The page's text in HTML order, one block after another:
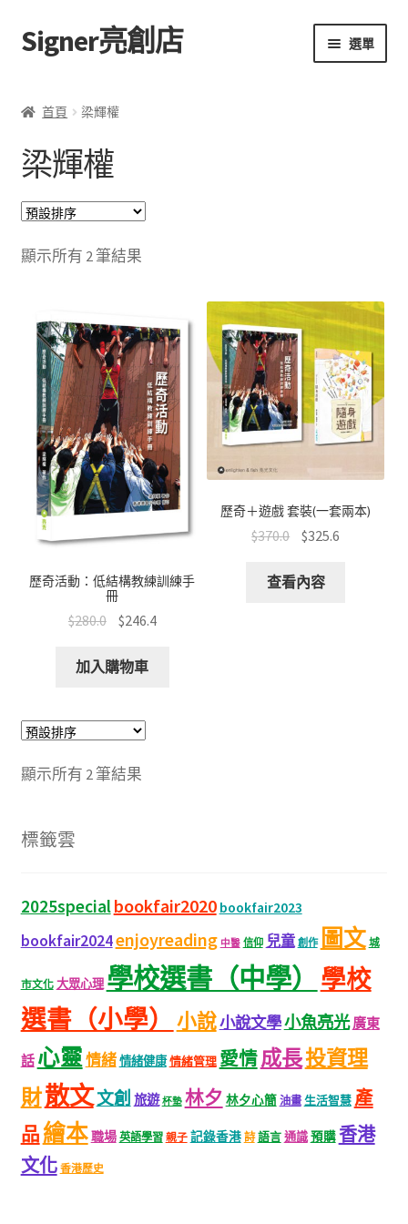
跳
至
覽
跳
至
要
容
Signer亮創店 選單
學校選書（小學）
網上書店
無紙書
文創
聯絡我們+郵費
海外訂購書籍
首頁 梁輝權
梁輝權
顯示所有 2 筆結果
歷奇活動：低結構教練訓練手
冊
$280.0 $246.4
加入購物車
歷奇＋遊戲 套裝(一套兩本)
$370.0 $325.6
查看內容
顯示所有 2 筆結果
標籤雲
2025specialbookfair2020 bookfair2023
bookfair2024enjoyreading 中醫 信仰 兒童 創作 圖文 城
市文化 大眾心理 學校選書（中學）
學校
選書（小學）
小說小說文學小魚亮光廣東
話 心靈情緒情緒健康情緒管理 愛情成長投資理
財散文文創 旅遊 杯墊 林夕 林夕心簡 油畫 生活智慧 產
品繪本職場 英語學習 親子 記錄香港 詩 語言通識預購香港
文化 香港歷史